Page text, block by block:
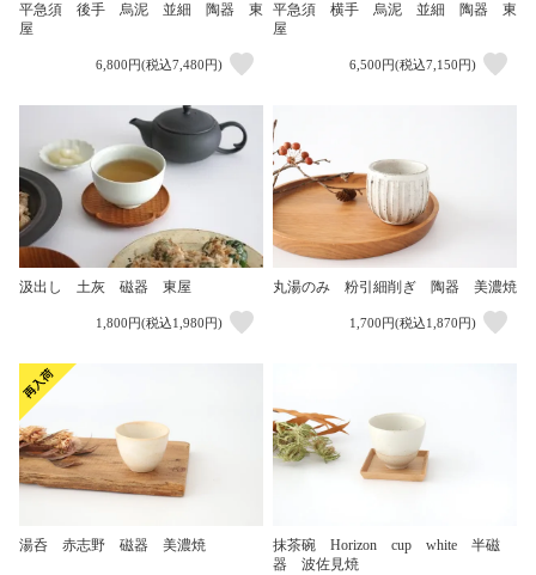
平急須 後手 烏泥 並細 陶器 東
屋
6,800円(税込7,480円)
平急須 横手 烏泥 並細 陶器 東
屋
6,500円(税込7,150円)
汲出し 土灰 磁器 東屋
1,800円(税込1,980円)
丸湯のみ 粉引細削ぎ 陶器 美濃焼
1,700円(税込1,870円)
湯呑 赤志野 磁器 美濃焼
抹茶碗 Horizon cup white 半磁
器 波佐見焼